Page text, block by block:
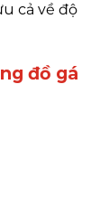
cả về độ
đồ gá